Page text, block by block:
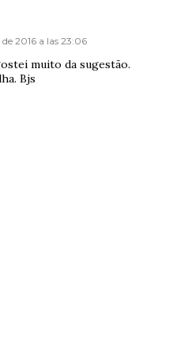
2016 a las 23:06
muito da sugestão.
Bjs